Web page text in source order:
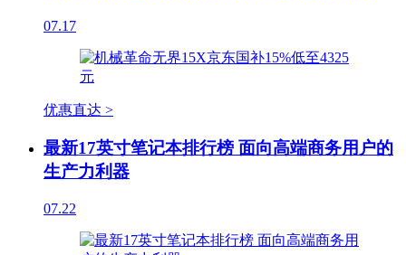
07.17
优惠直达 >
最新17英寸笔记本排行榜 面向高端商务用户的
生产力利器
07.22